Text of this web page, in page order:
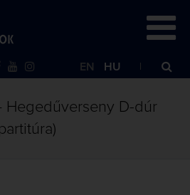
EN HU
Hegedűverseny D-dúr